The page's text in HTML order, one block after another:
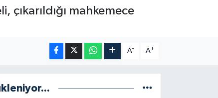
çıkarıldığı mahkemece
A- A+